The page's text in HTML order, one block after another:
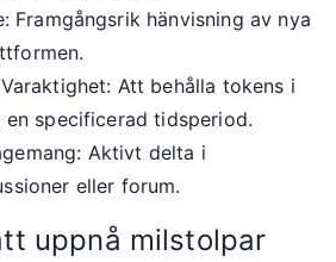
Framgångsrik hänvisning av nya
Att behålla tokens i
en specificerad tidsperiod.
Aktivt delta i
eller forum.
uppnå milstolpar